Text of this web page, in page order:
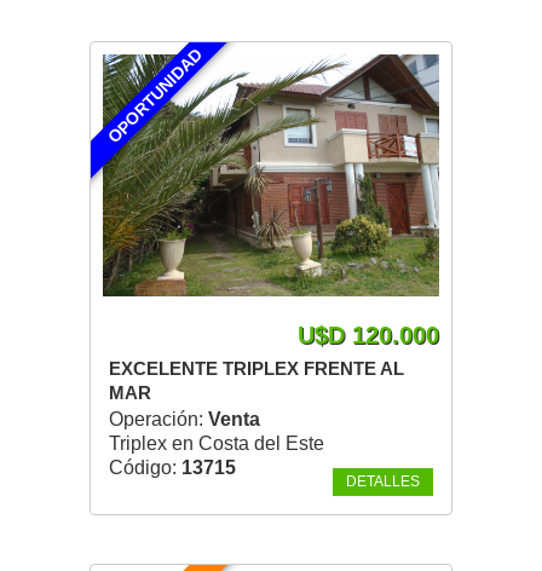
OPORTUNIDAD
U$D 120.000
EXCELENTE TRIPLEX FRENTE AL
MAR
Operación: Venta
Triplex en Costa del Este
Código: 13715
DETALLES